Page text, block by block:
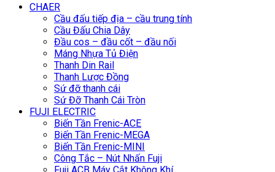
CHAER
Cầu đấu tiếp địa – cầu trung tính
Cầu Đấu Chia Dây
Đầu cos – đầu cốt – đầu nối
Máng Nhựa Tủ Điện
Thanh Din Rail
Thanh Lược Đồng
Sứ đỡ thanh cái
Sứ Đỡ Thanh Cái Tròn
FUJI ELECTRIC
Biến Tần Frenic-ACE
Biến Tần Frenic-MEGA
Biến Tần Frenic-MINI
Công Tắc – Nút Nhấn Fuji
Fuji ACB Máy Cắt Không Khí